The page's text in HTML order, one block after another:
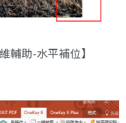
輔助-水平補位】